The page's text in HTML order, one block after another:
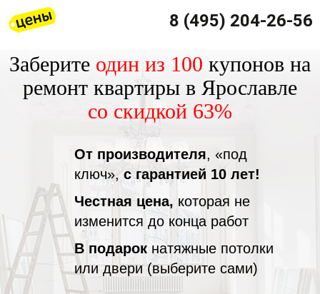
8 (495) 204-26-56
Заберите один из 100 купонов на
ремонт квартиры в Ярославле
со скидкой 63%
От производителя, «под
ключ»,с гарантией 10 лет!
Честная цена, которая не
изменится до конца работ
В подарок натяжные потолки
или двери (выберите сами)